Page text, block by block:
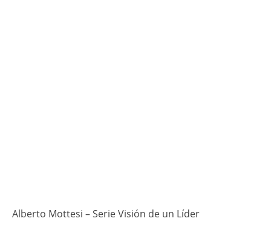
Alberto Mottesi – Serie Visión de un Líder